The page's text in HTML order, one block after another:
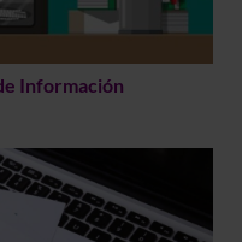
Información